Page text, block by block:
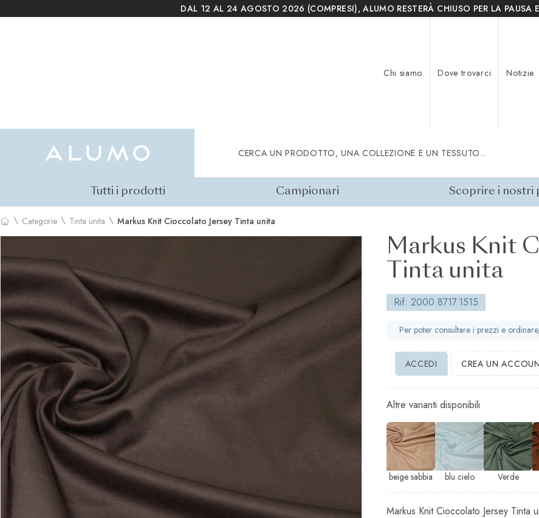
DAL 12 AL 24 AGOSTO 2026 (COMPRESI), ALUMO RESTERÀ CHIUSO PER LA PAUSA
Chi siamo Dove trovarci Notizie
CERCA UN PRODOTTO, UNA COLLEZIONE E UN TESSUTO...
Tutti i prodotti Campionari Scoprire i nostri
\ Categorie \ Tinta unita \ Markus Knit Cioccolato Jersey Tinta unita
Markus Knit
Tinta unita
Rif: 2000.8717.1515
Per poter consultare i prezzi e
ACCEDI CREA UN
Altre varianti disponibili
beige sabbia blu cielo Verde
Markus Knit Cioccolato Jersey Tinta